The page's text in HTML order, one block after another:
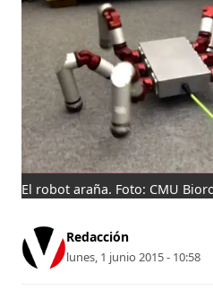
El robot araña. Foto: CMU
Redacción
lunes, 1 junio 2015 - 10:58